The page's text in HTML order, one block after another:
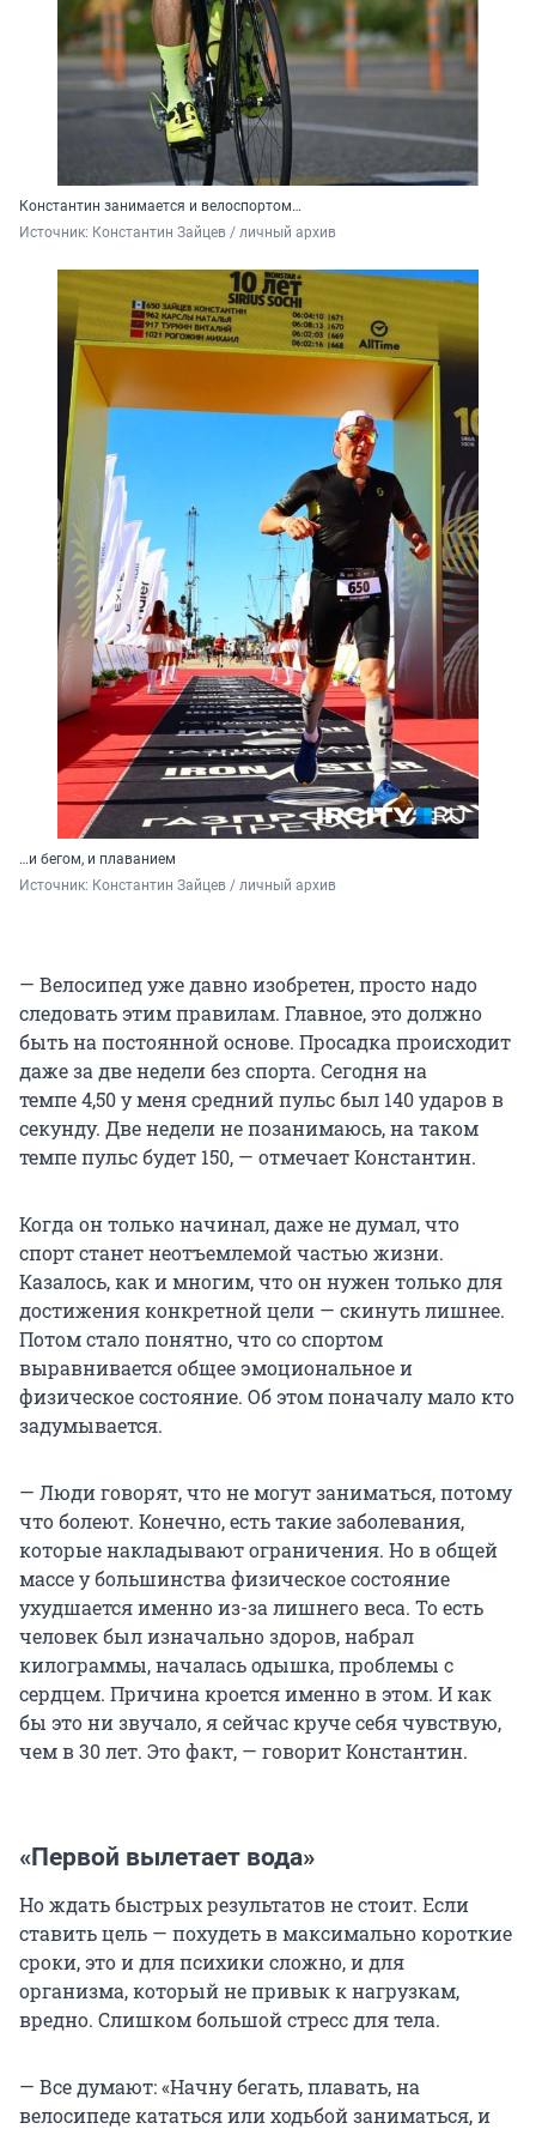
Константин занимается и велоспортом…
Источник: Константин Зайцев / личный архив
…и бегом, и плаванием
Источник: Константин Зайцев / личный архив
— Велосипед уже давно изобретен, просто надо
следовать этим правилам. Главное, это должно
быть на постоянной основе. Просадка происходит
даже за две недели без спорта. Сегодня на
темпе 4,50у меня средний пульс был 140 ударовв
секунду. Две недели не позанимаюсь, на таком
темпе пульсбудет 150, — отмечает Константин.
Когда он только начинал, даже не думал, что
спорт станет неотъемлемой частью жизни.
Казалось, как и многим, что он нужен только для
достижения конкретной цели — скинуть лишнее.
Потом стало понятно, что со спортом
выравнивается общее эмоциональное и
физическое состояние. Об этом поначалу мало кто
задумывается.
— Люди говорят, что не могут заниматься, потому
что болеют. Конечно, есть такие заболевания,
которые накладывают ограничения. Но в общей
массе у большинства физическое состояние
ухудшается именно из-за лишнего веса. То есть
человек был изначально здоров, набрал
килограммы, началась одышка, проблемы с
сердцем. Причина кроется именно в этом. И как
бы это ни звучало, я сейчас круче себя чувствую,
чем в30 лет. Это факт, — говорит Константин.
«Первой вылетает вода»
Но ждать быстрых результатов не стоит. Если
ставить цель — похудеть в максимально короткие
сроки, это и для психики сложно, и для
организма, который не привык к нагрузкам,
вредно. Слишком большой стресс для тела.
— Все думают: «Начну бегать, плавать, на
велосипеде кататься или ходьбой заниматься, и